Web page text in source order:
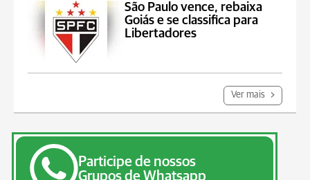
São Paulo vence, rebaixa
Goiás e se classifica para
Libertadores
Ver mais
Participe de nossos
Grupos de Whatsapp